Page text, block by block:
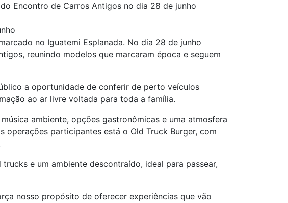
Encontro de Carros Antigos no dia 28 de junho
no Iguatemi Esplanada. No dia 28 de junho
reunindo modelos que marcaram época e seguem
a oportunidade de conferir de perto veículos
ao ar livre voltada para toda a família.
ambiente, opções gastronômicas e uma atmosfera
participantes está o Old Truck Burger, com
e um ambiente descontraído, ideal para passear,
nosso propósito de oferecer experiências que vão